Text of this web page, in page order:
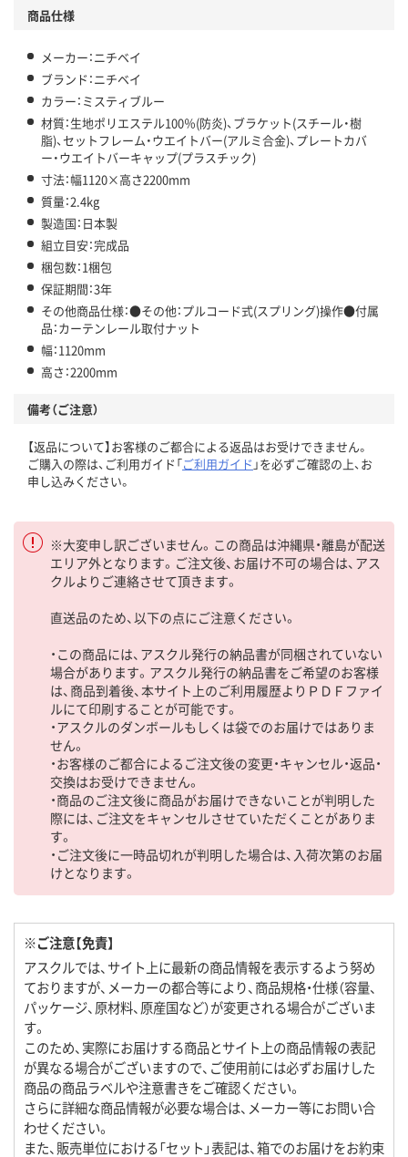
商品仕様
メーカー：ニチベイ
ブランド：ニチベイ
カラー：ミスティブルー
材質：生地ポリエステル100％(防炎)、ブラケット(スチール・樹
脂)、セットフレーム・ウエイトバー(アルミ合金)、プレートカバ
ー・ウエイトバーキャップ(プラスチック)
寸法：幅1120×高さ2200mm
質量：2.4kg
製造国：日本製
組立目安：完成品
梱包数：1梱包
保証期間：3年
その他商品仕様：●その他：プルコード式(スプリング)操作●付属
品：カーテンレール取付ナット
幅：1120mm
高さ：2200mm
備考（ご注意）
【返品について】お客様のご都合による返品はお受けできません。
ご購入の際は、ご利用ガイド「ご利用ガイド 」を必ずご確認の上、お
申し込みください。
※大変申し訳ございません。この商品は沖縄県・離島が配送
エリア外となります。ご注文後、お届け不可の場合は、アス
クルよりご連絡させて頂きます。
直送品のため、以下の点にご注意ください。
・この商品には、アスクル発行の納品書が同梱されていない
場合があります。アスクル発行の納品書をご希望のお客様
は、商品到着後、本サイト上のご利用履歴よりＰＤＦファイ
ルにて印刷することが可能です。
・アスクルのダンボールもしくは袋でのお届けではありま
せん。
・お客様のご都合によるご注文後の変更・キャンセル・返品・
交換はお受けできません。
・商品のご注文後に商品がお届けできないことが判明した
際には、ご注文をキャンセルさせていただくことがありま
す。
・ご注文後に一時品切れが判明した場合は、入荷次第のお届
けとなります。
※ご注意【免責】
アスクルでは、サイト上に最新の商品情報を表示するよう努め
ておりますが、メーカーの都合等により、商品規格・仕様（容量、
パッケージ、原材料、原産国など）が変更される場合がございま
す。
このため、実際にお届けする商品とサイト上の商品情報の表記
が異なる場合がございますので、ご使用前には必ずお届けした
商品の商品ラベルや注意書きをご確認ください。
さらに詳細な商品情報が必要な場合は、メーカー等にお問い合
わせください。
また、販売単位における「セット」表記は、箱でのお届けをお約束